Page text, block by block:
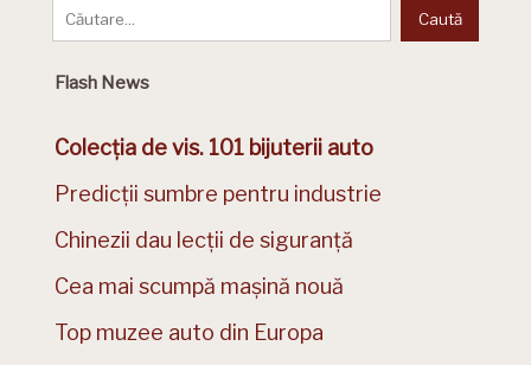
Flash News
Colecția de vis. 101 bijuterii auto
Predicții sumbre pentru industrie
Chinezii dau lecții de siguranță
Cea mai scumpă mașină nouă
Top muzee auto din Europa